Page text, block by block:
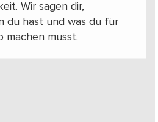
Wir sagen dir,
du hast und was du für
machen musst.